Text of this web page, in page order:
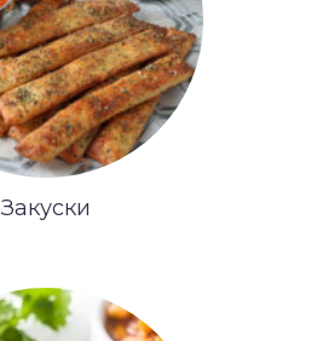
Закуски